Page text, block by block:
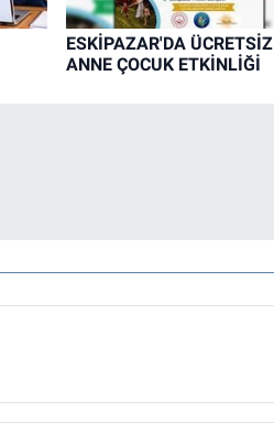
ESKİPAZAR'DA ÜCRETSİZ
ANNE ÇOCUK ETKİNLİĞİ